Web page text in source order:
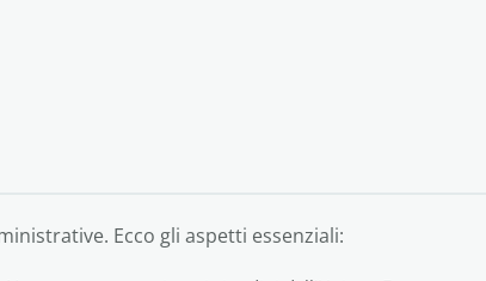
Ecco gli aspetti essenziali: